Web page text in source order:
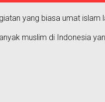
yang biasa umat islam
muslim di Indonesia